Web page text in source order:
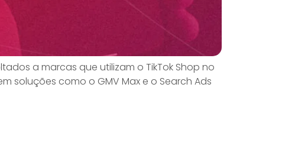
a marcas que utilizam o TikTok Shop no
soluções como o GMV Max e o Search Ads